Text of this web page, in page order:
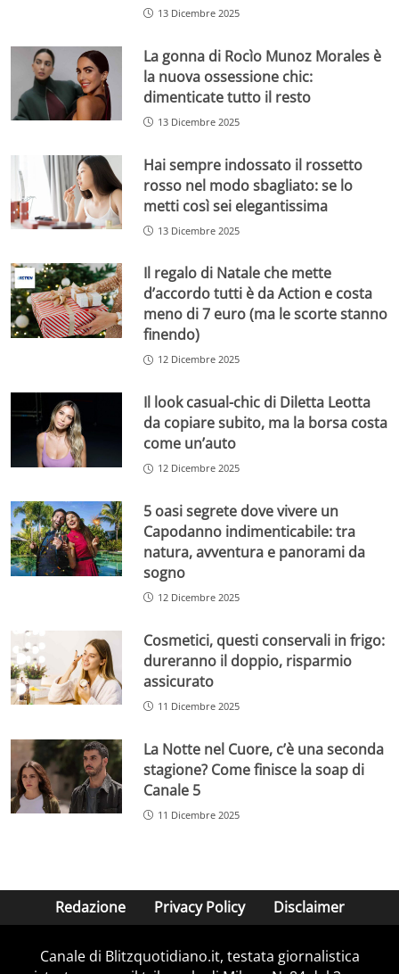
13 Dicembre 2025
La gonna di Rocìo Munoz Morales è
la nuova ossessione chic:
dimenticate tutto il resto
13 Dicembre 2025
Hai sempre indossato il rossetto
rosso nel modo sbagliato: se lo
metti così sei elegantissima
13 Dicembre 2025
Il regalo di Natale che mette
d’accordo tutti è da Action e costa
meno di 7 euro (ma le scorte stanno
finendo)
12 Dicembre 2025
Il look casual-chic di Diletta Leotta
da copiare subito, ma la borsa costa
come un’auto
12 Dicembre 2025
5 oasi segrete dove vivere un
Capodanno indimenticabile: tra
natura, avventura e panorami da
sogno
12 Dicembre 2025
Cosmetici, questi conservali in frigo:
dureranno il doppio, risparmio
assicurato
11 Dicembre 2025
La Notte nel Cuore, c’è una seconda
stagione? Come finisce la soap di
Canale 5
11 Dicembre 2025
Redazione Privacy Policy Disclaimer
Canale di Blitzquotidiano.it, testata giornalistica